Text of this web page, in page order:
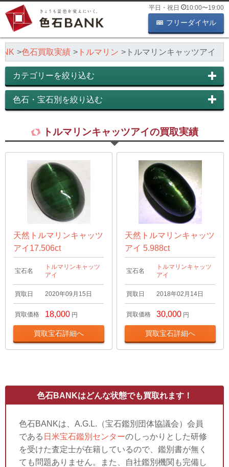
平日・祝日 10:00〜19:00
フリーダイヤル
色石買取実績 トルマリン トルマリンキャッツアイ
カテゴリーを絞り込む
色石・宝石別を絞り込む
トルマリンキャッツアイの買取実績
天然トルマリンキャッツ
アイ17.506ct
宝石名
トルマリンキャッツ
アイ
買取日 2020年09月15日
買取価格 18,000 円
買取宝石詳細へ
天然トルマリンキャッツ
アイ 5.988ct
宝石名
トルマリンキャッツ
アイ
買取日 2018年02月14日
買取価格 30,000 円
買取宝石詳細へ
色石BANKはどんな状態でも買取れます！
色石BANKは、A.G.L.（宝石鑑別団体協議会）会員
である 日米宝石鑑別センターのしっかりとした研修
を受けた査定士が在籍しているので、鑑別書が無く
ても問題ありません。また、自社鑑別機関も完備し